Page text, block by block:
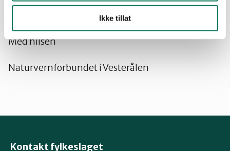
Ikke tillat
ytterligere granplanting
Med hilsen
Naturvernforbundet i Vesterålen
Kontakt fylkeslaget